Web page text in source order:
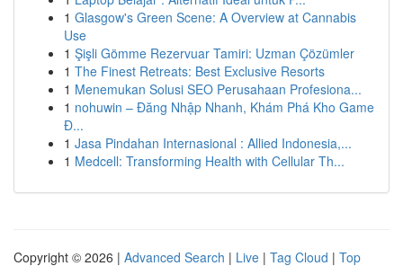
1 Glasgow's Green Scene: A Overview at Cannabis
Use
1 Şişli Gömme Rezervuar Tamiri: Uzman Çözümler
1 The Finest Retreats: Best Exclusive Resorts
1 Menemukan Solusi SEO Perusahaan Profesiona...
1 nohuwin – Đăng Nhập Nhanh, Khám Phá Kho Game
Đ...
1 Jasa Pindahan Internasional : Allied Indonesia,...
1 Medcell: Transforming Health with Cellular Th...
Copyright © 2026 | Advanced Search | Live | Tag Cloud | Top